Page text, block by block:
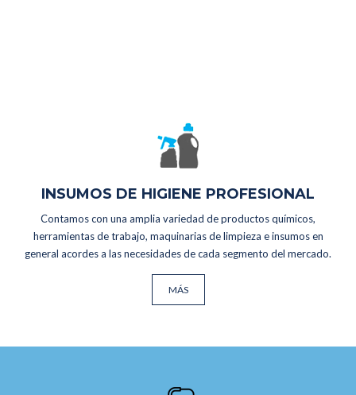
INSUMOS DE HIGIENE PROFESIONAL
Contamos con una amplia variedad de productos químicos,
herramientas de trabajo, maquinarias de limpieza e insumos en
general acordes a las necesidades de cada segmento del mercado.
MÁS